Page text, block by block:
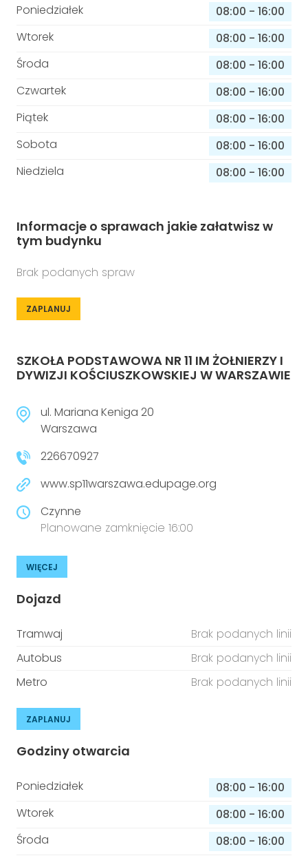
Poniedziałek 08:00 - 16:00
Wtorek
08:00 - 16:00
Środa
08:00 - 16:00
Czwartek
08:00 - 16:00
Piątek
08:00 - 16:00
Sobota
08:00 - 16:00
Niedziela
08:00 - 16:00
Informacje o sprawach jakie załatwisz w
tym budynku
Brak podanych spraw
ZAPLANUJ
SZKOŁA PODSTAWOWA NR 11 IM ŻOŁNIERZY I
DYWIZJI KOŚCIUSZKOWSKIEJ W WARSZAWIE
ul. Mariana Keniga 20
Warszawa
226670927
www.sp11warszawa.edupage.org
Czynne
Planowane zamknięcie 16:00
WIĘCEJ
Dojazd
Tramwaj
Brak podanych linii
Autobus
Brak podanych linii
Metro
Brak podanych linii
ZAPLANUJ
Godziny otwarcia
Poniedziałek 08:00 - 16:00
Wtorek
08:00 - 16:00
Środa
08:00 - 16:00